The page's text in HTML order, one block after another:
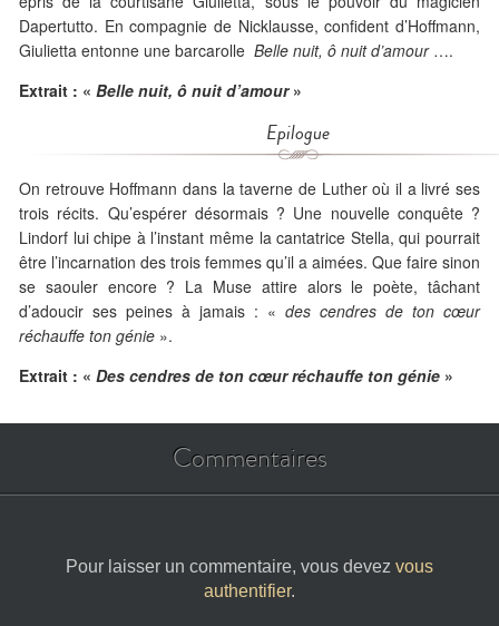
Dapertutto. En compagnie de Nicklausse, confident d’Hoffmann,
Giulietta entonne une barcarolle Belle nuit, ô nuit d’amour ….
Extrait : « Belle nuit, ô nuit d’amour»
Epilogue
On retrouve Hoffmann dans la taverne de Luther où il a livré ses
trois récits. Qu’espérer désormais ? Une nouvelle conquête ?
Lindorf lui chipe à l’instant même la cantatrice Stella, qui pourrait
être l’incarnation des trois femmes qu’il a aimées. Que faire sinon
se saouler encore ? La Muse attire alors le poète, tâchant
d’adoucir ses peines à jamais : « des cendres de ton cœur
réchauffe ton génie ».
Extrait : « Des cendres de ton cœur réchauffe ton génie »
Commentaires
Pour laisser un commentaire, vous devez vous
authentifier.